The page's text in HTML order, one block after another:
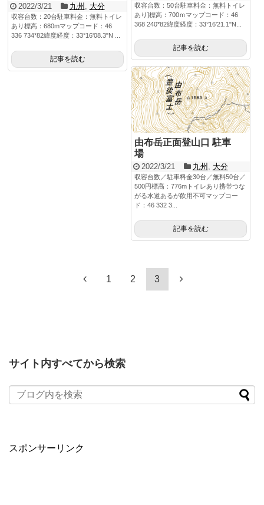
収容台数：50台駐車料金：無料トイレ
あり]標高：700ｍマップコード：46
368 240*82緯度経度：33°16'21.1"N...
記事を読む
2022/3/21 九州 大分
収容台数：20台駐車料金：無料トイレ
あり標高：680mマップコード：46
336 734*82緯度経度：33°16'08.3"N ...
記事を読む
由布岳正面登山口 駐車
場
2022/3/21 九州 , 大分
収容台数／駐車料金30台／無料50台／
500円標高：776mトイレあり携帯つな
がる水道あるが飲用不可マップコー
ド：46 332 3...
記事を読む
1 2 3
サイト内すべてから検索
スポンサーリンク